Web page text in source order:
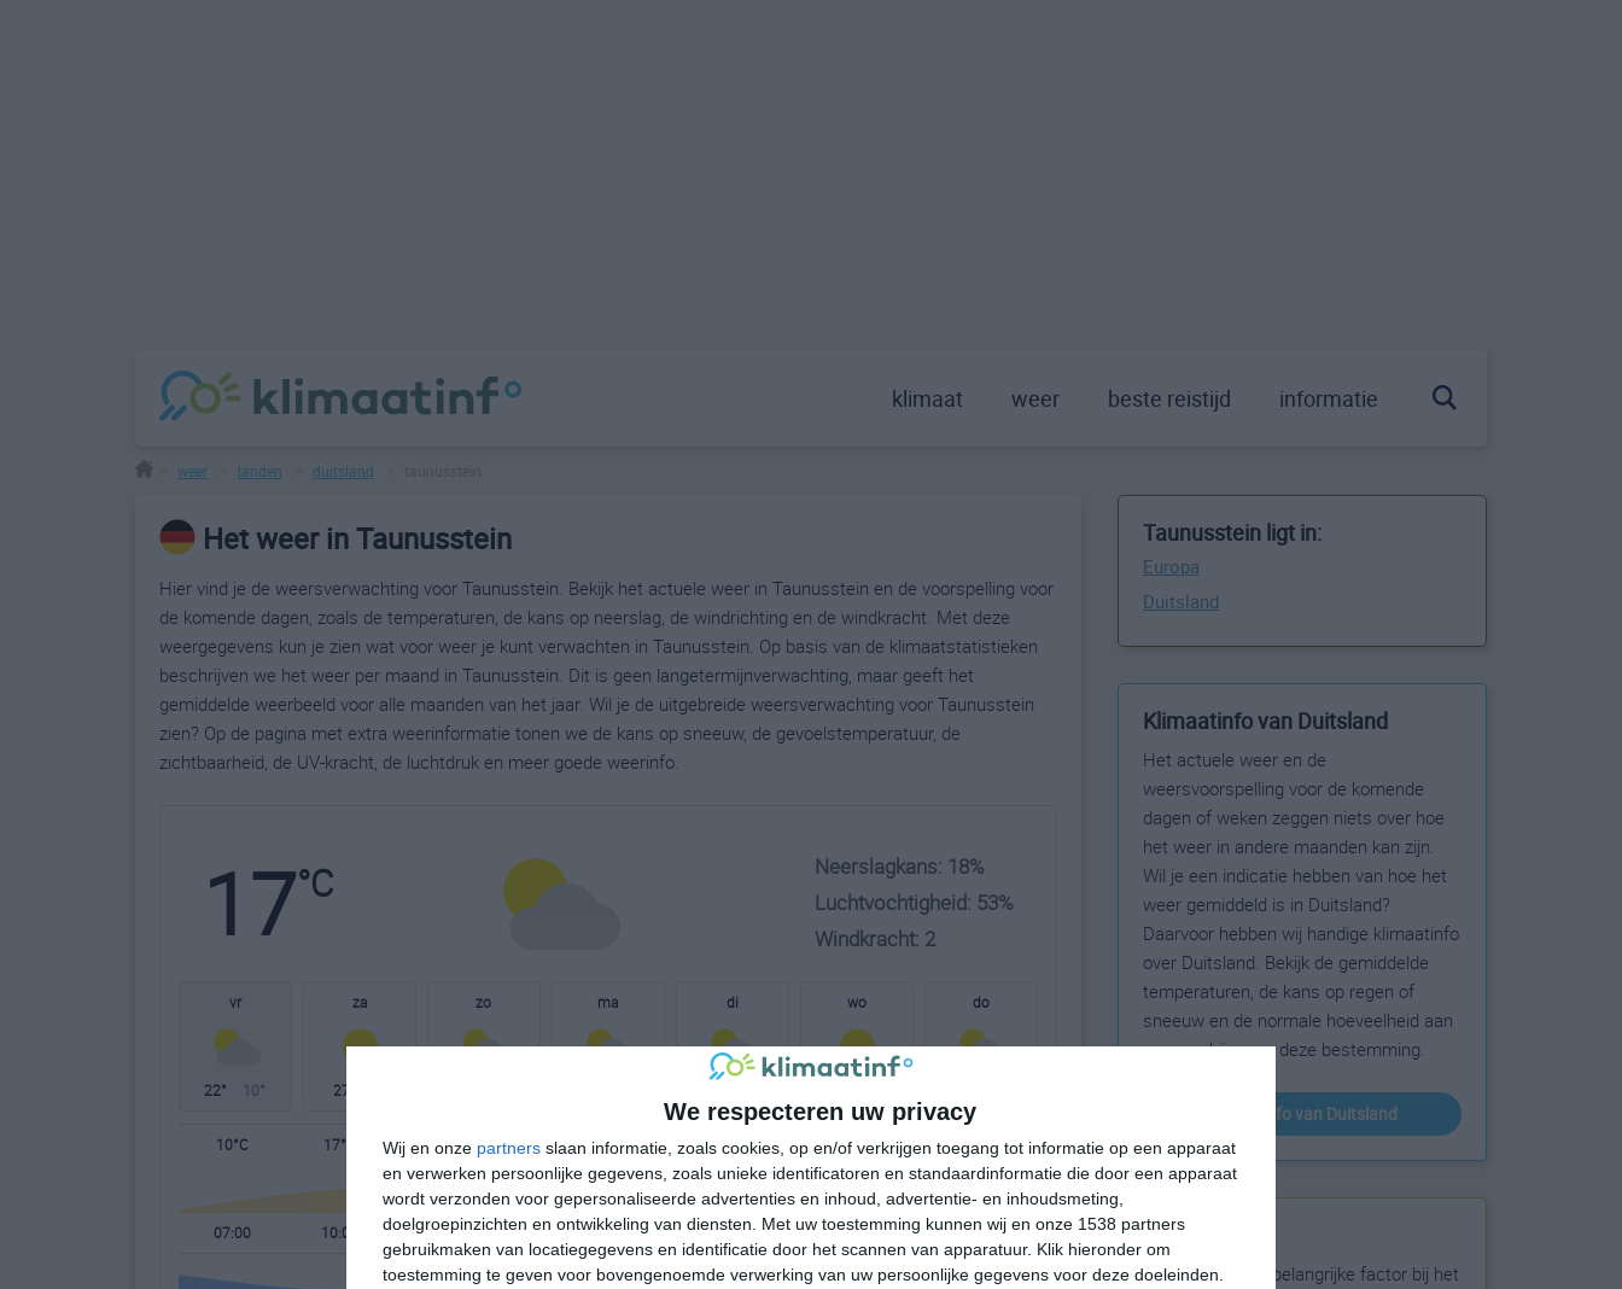
We respecteren uw privacy
Wij en onze partners slaan informatie, zoals cookies, op en/of verkrijgen toegang tot informatie op een apparaat
en verwerken persoonlijke gegevens, zoals unieke identificatoren en standaardinformatie die door een apparaat
wordt verzonden voor gepersonaliseerde advertenties en inhoud, advertentie- en inhoudsmeting,
doelgroepinzichten en ontwikkeling van diensten.
Met uw toestemming kunnen wij en onze 1538 partners
gebruikmaken van locatiegegevens en identificatie door het scannen van apparatuur. Klik hieronder om
toestemming te geven voor bovengenoemde verwerking van uw persoonlijke gegevens voor deze doeleinden.
klimaat weer beste reistijd informatie
weer landen duitsland
Het weer in Taunusstein
Hier vind je de weersverwachting voor Taunusstein. Bekijk het actuele weer in Taunusstein en de voorspelling voor
de komende dagen, zoals de temperaturen, de kans op neerslag, de windrichting en de windkracht. Met deze
weergegevens kun je zien wat voor weer je kunt verwachten in Taunusstein. Op basis van de klimaatstatistieken
beschrijven we het weer per maand in Taunusstein. Dit is geen langetermijnverwachting, maar geeft het
gemiddelde weerbeeld voor alle maanden van het jaar. Wil je de uitgebreide weersverwachting voor Taunusstein
zien? Op de pagina met extra weerinformatie tonen we de kans op sneeuw, de gevoelstemperatuur, de
zichtbaarheid, de UV-kracht, de luchtdruk en meer goede weerinfo.
17°C
Neerslagkans: 18%
Luchtvochtigheid: 53%
Windkracht: 2
vr
22° 10°
za
27°
zo ma di wo do
10°C 17°C 21°C 22°C 21°C 15°C 13°C 11°C
07:00 10:00 13:00 16:00 19:00 22:00 01:00 04:00
Taunusstein ligt in:
Europa
Duitsland
Klimaatinfo van Duitsland
Het actuele weer en de
weersvoorspelling voor de komende
dagen of weken zeggen niets over hoe
het weer in andere maanden kan zijn.
Wil je een indicatie hebben van hoe het
weer gemiddeld is in Duitsland?
Daarvoor hebben wij handige klimaatinfo
over Duitsland. Bekijk de gemiddelde
temperaturen, de kans op regen of
sneeuw en de normale hoeveelheid aan
zonneschijn voor deze bestemming.
klimaatinfo van Duitsland
Beste reistijd
Het weer is een belangrijke factor bij het